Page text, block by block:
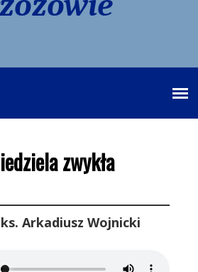
zwykła
Arkadiusz Wojnicki